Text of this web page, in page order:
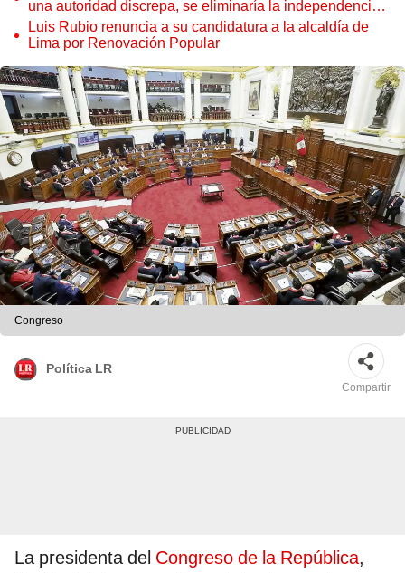
una autoridad discrepa, se eliminaría la independencia
judicial”
Luis Rubio renuncia a su candidatura a la alcaldía de
Lima por Renovación Popular
Congreso
Política LR
Compartir
La presidenta del Congreso de la República,